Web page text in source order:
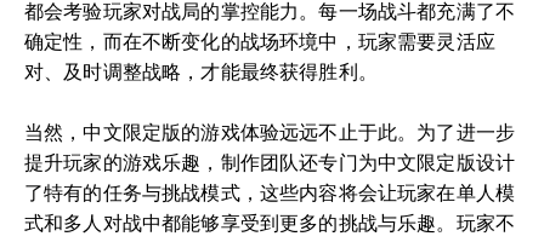
都会考验玩家对战局的掌控能力。每一场战斗都充满了不
确定性，而在不断变化的战场环境中，玩家需要灵活应
对、及时调整战略，才能最终获得胜利。
当然，中文限定版的游戏体验远远不止于此。为了进一步
提升玩家的游戏乐趣，制作团队还专门为中文限定版设计
了特有的任务与挑战模式，这些内容将会让玩家在单人模
式和多人对战中都能够享受到更多的挑战与乐趣。玩家不